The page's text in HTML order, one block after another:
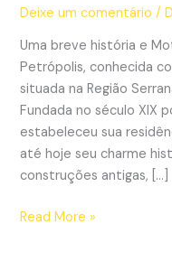
Deixe um comentário /
Uma breve história e
Petrópolis, conhecida
situada na Região
Fundada no século XIX
estabeleceu sua
até hoje seu charme
construções antigas, […]
Conheça
Read More »